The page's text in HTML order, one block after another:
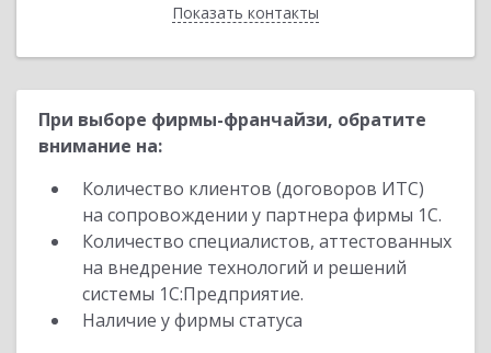
Показать контакты
Назад
При выборе фирмы-франчайзи, обратите
внимание на:
Количество клиентов (договоров ИТС)
на сопровождении у партнера фирмы 1С.
Количество специалистов, аттестованных
на внедрение технологий и решений
системы 1С:Предприятие.
Наличие у фирмы статуса